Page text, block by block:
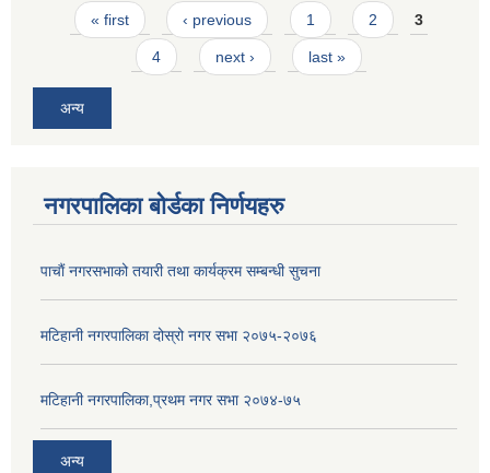
Pages
« first ‹ previous 1 2 3
4 next › last »
अन्य
नगरपालिका बोर्डका निर्णयहरु
पाचाैं नगरसभाको तयारी तथा कार्यक्रम सम्बन्धी सुचना
मटिहानी नगरपालिका दोस्रो नगर सभा २०७५-२०७६
मटिहानी नगरपालिका,प्रथम नगर सभा २०७४-७५
अन्य